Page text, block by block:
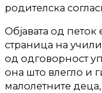
родителска
Објавата од
страница на
од одговорност
она што влегло и
малолетните